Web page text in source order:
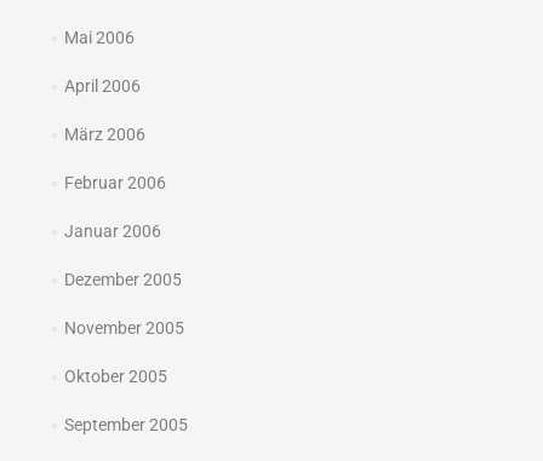
Mai 2006
April 2006
März 2006
Februar 2006
Januar 2006
Dezember 2005
November 2005
Oktober 2005
September 2005